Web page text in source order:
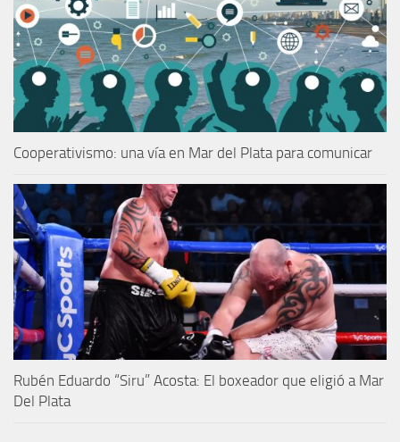
Cooperativismo: una vía en Mar del Plata para comunicar
Rubén Eduardo “Siru” Acosta: El boxeador que eligió a Mar
Del Plata